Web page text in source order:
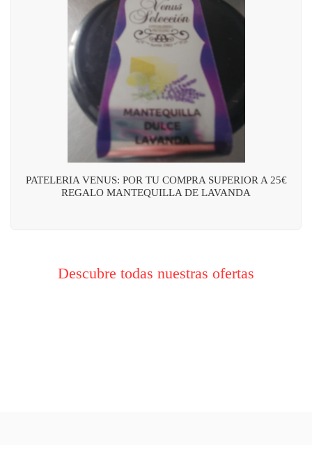
PATELERIA VENUS: POR TU COMPRA SUPERIOR A 25€
REGALO MANTEQUILLA DE LAVANDA
Descubre todas nuestras ofertas